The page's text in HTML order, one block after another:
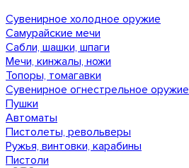
Сувенирное холодное оружие
Самурайские мечи
Сабли, шашки, шпаги
Мечи, кинжалы, ножи
Топоры, томагавки
Сувенирное огнестрельное оружие
Пушки
Автоматы
Пистолеты, револьверы
Ружья, винтовки, карабины
Пистоли